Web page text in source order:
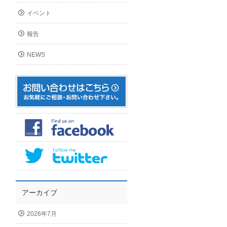
イベント
報告
NEWS
アーカイブ
2026年7月